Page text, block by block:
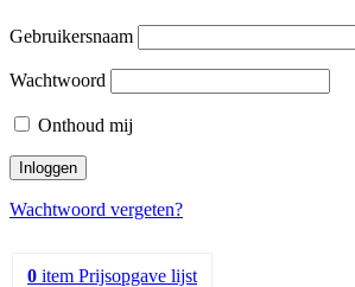
Gebruikersnaam
Wachtwoord
Onthoud mij
Wachtwoord vergeten?
0 item Prijsopgave lijst